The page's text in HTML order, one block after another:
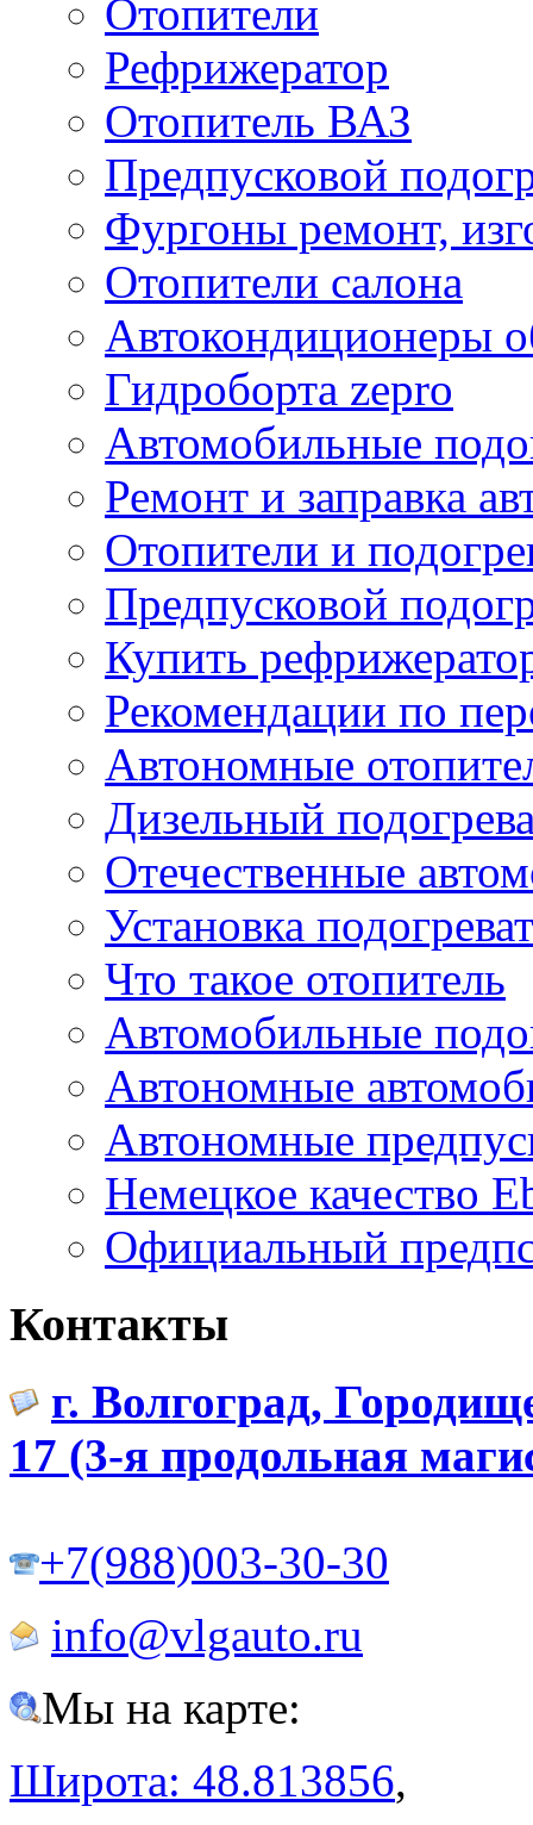
Отопители
Рефрижератор
Отопитель ВАЗ
Предпусковой
Фургоны ремонт,
Отопители салона
Автокондиционеры
Гидроборта zepro
Автомобильные
Ремонт и заправка
Отопители и
Предпусковой
Купить
Рекомендации по
Автономные
Дизельный
Отечественные
Установка
Что такое отопитель
Автомобильные
Автономные
Автономные
Немецкое качество
Официальный
Контакты
г. Волгоград,
17 (3-я продольная
+7(988)003-30-30
info@vlgauto.ru
Мы на карте:
Широта: 48.813856,